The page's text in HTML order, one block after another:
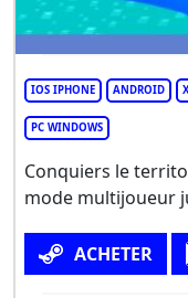
IOS IPHONE ANDROID
PC WINDOWS
Conquiers le
mode multijoueur
ACHETER